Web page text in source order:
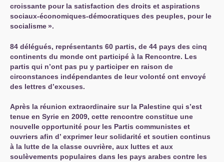
croissante pour la satisfaction des droits et aspirations
sociaux-économiques-démocratiques des peuples, pour le
socialisme».
84 délégués, représentants 60 partis, de 44 pays des cinq
continents du monde ont participé à la Rencontre. Les
partis qui n’ont pas pu y participer en raison de
circonstances indépendantes de leur volonté ont envoyé
des lettres d’excuses.
Après la réunion extraordinaire sur la Palestine qui s’est
tenue en Syrie en 2009, cette rencontre constitue une
nouvelle opportunité pour les Partis communistes et
ouvriers afin d’ exprimer leur solidarité et soutien continus
à la lutte de la classe ouvrière, aux luttes et aux
soulèvements populaires dans les pays arabes contre les